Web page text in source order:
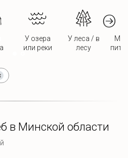
У озера
или реки
У леса / в
лесу
в Минской области